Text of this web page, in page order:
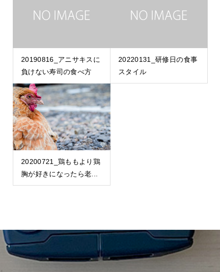
20190816_アニサキスに
負けない寿司の食べ方
20220131_研修日の食事
スタイル
20200721_鶏ももより鶏
胸が好きになったら老...